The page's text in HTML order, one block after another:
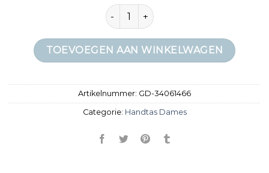
handtas dames aantal
TOEVOEGEN AAN WINKELWAGEN
Artikelnummer: GD-34061466
Categorie: Handtas Dames